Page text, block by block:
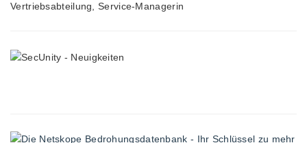
Vertriebsabteilung, Service-Managerin